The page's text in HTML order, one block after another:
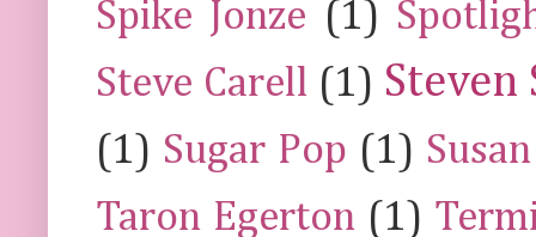
Spike Jonze (1)
Steve Carell (1) Steven
(1) Sugar Pop (1)
Taron Egerton (1)